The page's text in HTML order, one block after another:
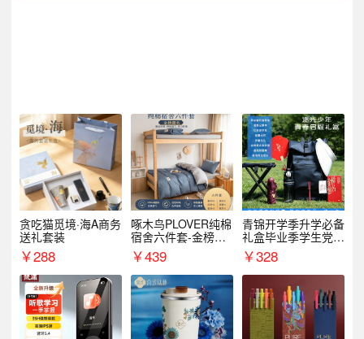
贪吃猫觅境·海A商务
送礼套装
￥288
啄木鸟PLOVER纯棉
宿舍六件套-金榜题
名
￥439
青锦开学季升学必备
礼盒毕业季学生党户
外出行备考装备礼品
￥328